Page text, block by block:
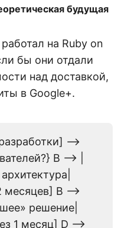
будущая
на Ruby on
бы они отдали
над доставкой,
в Google+.
-->
B --> |
месяцев] B -->
решение|
1 месяц] D -->